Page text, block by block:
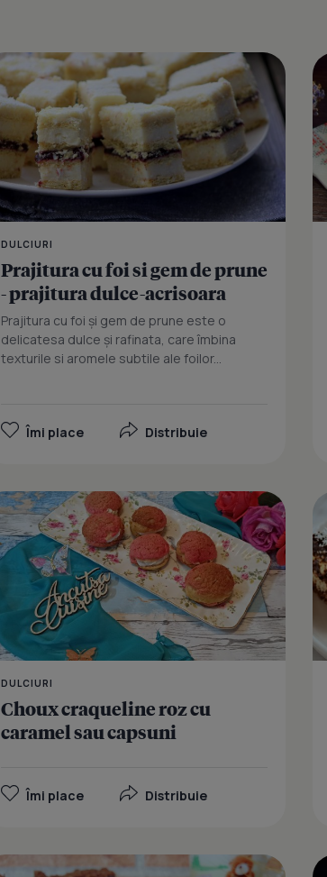
DULCIURI
Prajitura cu foi si gem de prune
- prajitura dulce-acrisoara
Prajitura cu foi și gem de prune este o
delicatesa dulce și rafinata, care îmbina
texturile si aromele subtile ale foilor...
Îmi place Distribuie
DULCIURI
Choux craqueline roz cu
caramel sau capsuni
Îmi place Distribuie